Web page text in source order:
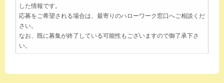
した情報です。
応募をご希望される場合は、最寄りのハローワーク窓口へご相談くだ
さい。
なお、既に募集が終了している可能性もございますので御了承下さ
い。